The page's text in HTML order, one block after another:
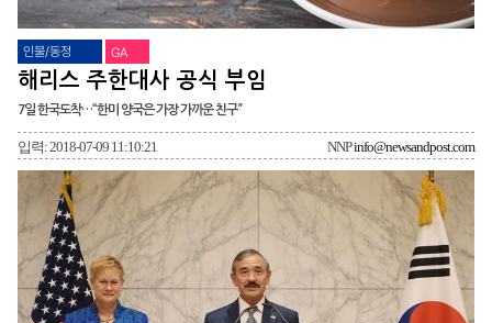
인물/동정 GA
해리스 주한대사 공식 부임
7일 한국도착…“한미 양국은 가장 가까운 친구”
입력: 2018-07-09 11:10:21 NNPinfo@newsandpost.com